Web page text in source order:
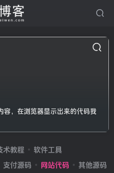
容，在浏览器显示出来的代码我
术教程
软件工具
支付源码 网站代码
其他源码